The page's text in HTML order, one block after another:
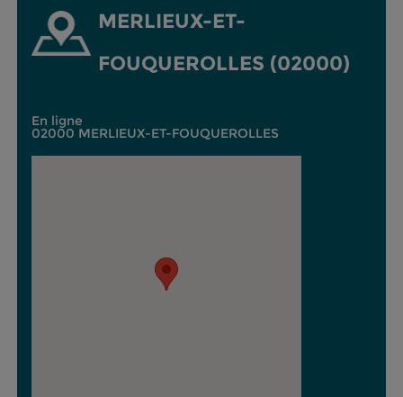
MERLIEUX-ET-
FOUQUEROLLES (02000)
En ligne
02000 MERLIEUX-ET-FOUQUEROLLES